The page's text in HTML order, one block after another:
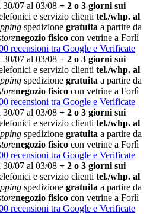
07 al 03/08 + 2 o 3 giorni sui
e servizio clienti tel./whp. al
spedizione gratuita a partire da
negozio fisico con vetrine a Forlì
recensioni tra Google e Verificate
07 al 03/08 + 2 o 3 giorni sui
e servizio clienti tel./whp. al
spedizione gratuita a partire da
negozio fisico con vetrine a Forlì
recensioni tra Google e Verificate
07 al 03/08 + 2 o 3 giorni sui
e servizio clienti tel./whp. al
spedizione gratuita a partire da
negozio fisico con vetrine a Forlì
recensioni tra Google e Verificate
07 al 03/08 + 2 o 3 giorni sui
e servizio clienti tel./whp. al
spedizione gratuita a partire da
negozio fisico con vetrine a Forlì
recensioni tra Google e Verificate